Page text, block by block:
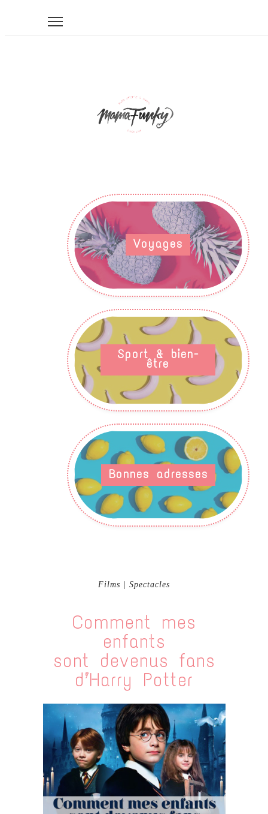
Voyages
Sport & bien-
être
Bonnes adresses
Films | Spectacles
Comment mes
enfants
sont devenus fans
d’Harry Potter